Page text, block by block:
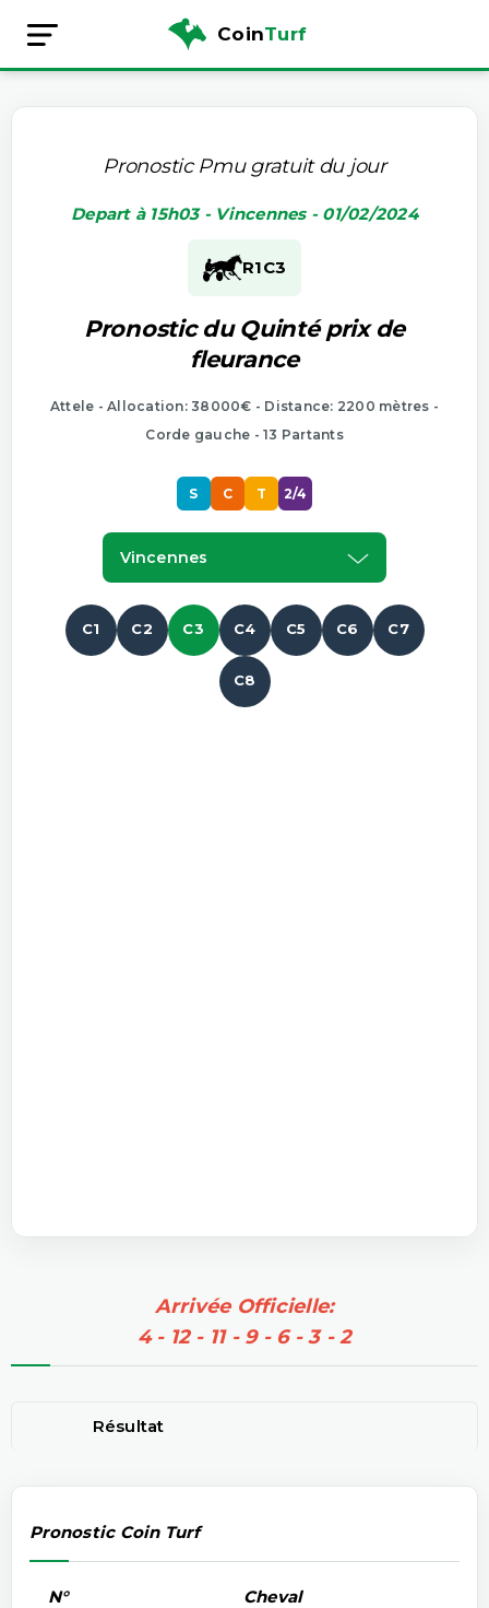
CoinTurf
Pronostic Pmu gratuit du jour
Depart à 15h03 - Vincennes - 01/02/2024
R1C3
Pronostic du Quinté prix de
fleurance
Attele - Allocation: 38000€ - Distance: 2200 mètres -
Corde gauche - 13 Partants
S C T 2/4
Vincennes
C1 C2 C3 C4 C5 C6 C7
C8
Arrivée Officielle:
4 - 12 - 11 - 9 - 6 - 3 - 2
Résultat
Pronostic Coin Turf
N° Cheval